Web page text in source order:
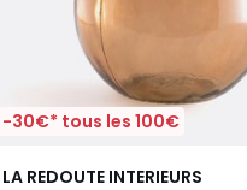
-30€* tous les 100€
LA REDOUTE INTERIEURS
4,4
4